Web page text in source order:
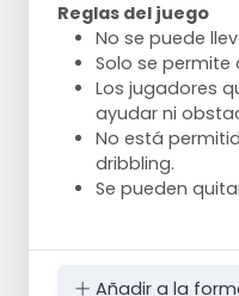
Reglas del juego
No se puede
Solo se permite
Los jugadores
ayudar ni
No está
dribbling.
Se pueden
Añadir a la